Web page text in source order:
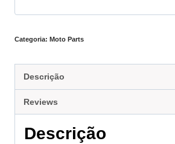
Categoria: Moto Parts
Descrição
Reviews
Descrição